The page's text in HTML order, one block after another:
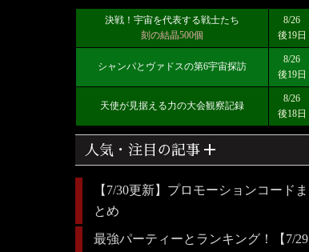
決戦！宇宙を代表する戦士たち
刻の結晶500個
8/26
後19日
シャンパとヴァドスの第6宇宙探訪
8/26
後19日
天使が見据える力の大会観察記録
8/26
後18日
人気・注目の記事 add
【7/30更新】プロモーションコードま
とめ
最強パーティーとランキング！【7/29